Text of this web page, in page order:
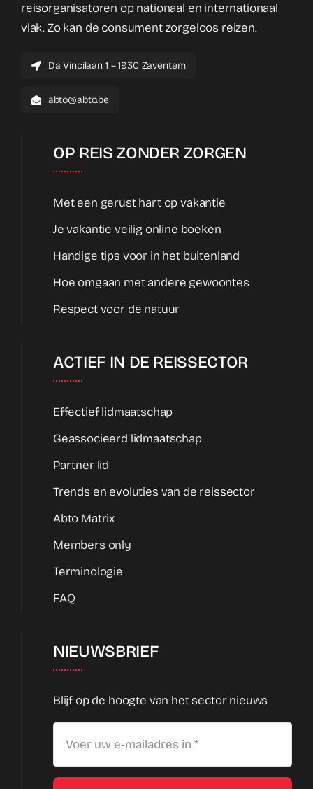
reisorganisatoren op nationaal en internationaal
vlak. Zo kan de consument zorgeloos reizen.
Da Vincilaan 1 – 1930 Zaventem
abto@abto.be
OP REIS ZONDER ZORGEN
Met een gerust hart op vakantie
Je vakantie veilig online boeken
Handige tips voor in het buitenland
Hoe omgaan met andere gewoontes
Respect voor de natuur
ACTIEF IN DE REISSECTOR
Effectief lidmaatschap
Geassocieerd lidmaatschap
Partner lid
Trends en evoluties van de reissector
Abto Matrix
Members only
Terminologie
FAQ
NIEUWSBRIEF
Blijf op de hoogte van het sector nieuws